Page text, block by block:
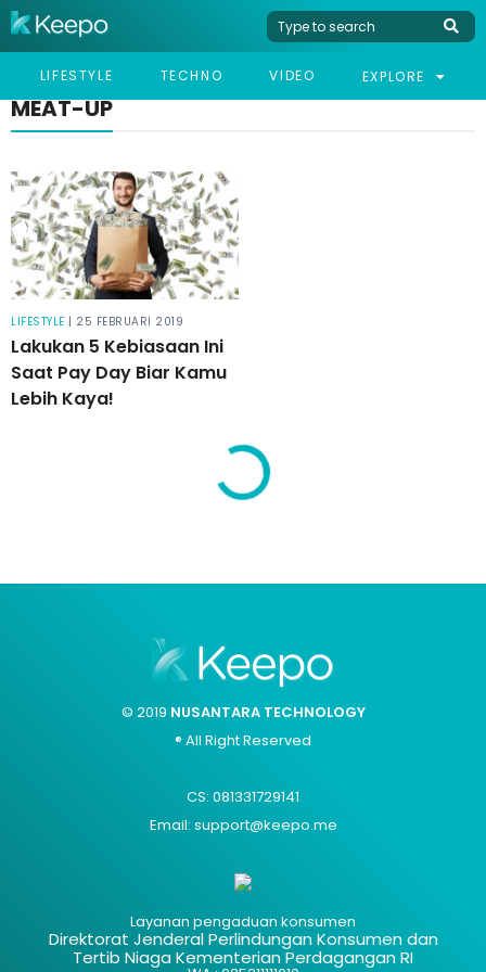
LIFESTYLE TECHNO VIDEO EXPLORE
MEAT-UP
LIFESTYLE | 25 FEBRUARI 2019
Lakukan 5 Kebiasaan Ini
Saat Pay Day Biar Kamu
Lebih Kaya!
© 2019 NUSANTARA TECHNOLOGY
® All Right Reserved
CS: 081331729141
Email: support@keepo.me
Layanan pengaduan konsumen
Direktorat Jenderal Perlindungan Konsumen dan
Tertib Niaga Kementerian Perdagangan RI